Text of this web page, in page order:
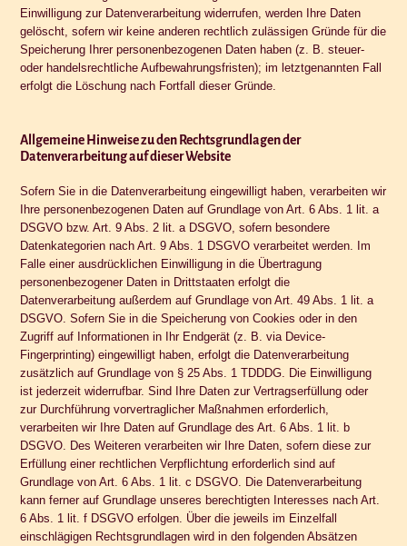
Einwilligung zur Datenverarbeitung widerrufen, werden Ihre Daten
gelöscht, sofern wir keine anderen rechtlich zulässigen Gründe für die
Speicherung Ihrer personenbezogenen Daten haben (z. B. steuer-
oder handelsrechtliche Aufbewahrungsfristen); im letztgenannten Fall
erfolgt die Löschung nach Fortfall dieser Gründe.
Allgemeine Hinweise zu den Rechtsgrundlagen der
Datenverarbeitung auf dieser Website
Sofern Sie in die Datenverarbeitung eingewilligt haben, verarbeiten wir
Ihre personenbezogenen Daten auf Grundlage von Art. 6 Abs. 1 lit. a
DSGVO bzw. Art. 9 Abs. 2 lit. a DSGVO, sofern besondere
Datenkategorien nach Art. 9 Abs. 1 DSGVO verarbeitet werden. Im
Falle einer ausdrücklichen Einwilligung in die Übertragung
personenbezogener Daten in Drittstaaten erfolgt die
Datenverarbeitung außerdem auf Grundlage von Art. 49 Abs. 1 lit. a
DSGVO. Sofern Sie in die Speicherung von Cookies oder in den
Zugriff auf Informationen in Ihr Endgerät (z. B. via Device-
Fingerprinting) eingewilligt haben, erfolgt die Datenverarbeitung
zusätzlich auf Grundlage von § 25 Abs. 1 TDDDG. Die Einwilligung
ist jederzeit widerrufbar. Sind Ihre Daten zur Vertragserfüllung oder
zur Durchführung vorvertraglicher Maßnahmen erforderlich,
verarbeiten wir Ihre Daten auf Grundlage des Art. 6 Abs. 1 lit. b
DSGVO. Des Weiteren verarbeiten wir Ihre Daten, sofern diese zur
Erfüllung einer rechtlichen Verpflichtung erforderlich sind auf
Grundlage von Art. 6 Abs. 1 lit. c DSGVO. Die Datenverarbeitung
kann ferner auf Grundlage unseres berechtigten Interesses nach Art.
6 Abs. 1 lit. f DSGVO erfolgen. Über die jeweils im Einzelfall
einschlägigen Rechtsgrundlagen wird in den folgenden Absätzen